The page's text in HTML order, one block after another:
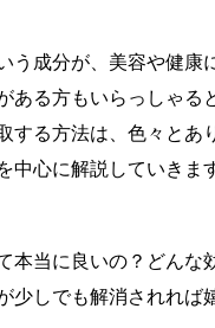
う成分が、美容や健康
ある方もいらっしゃる
する方法は、色々とあ
中心に解説していきま
本当に良いの？どんな
少しでも解消されれば